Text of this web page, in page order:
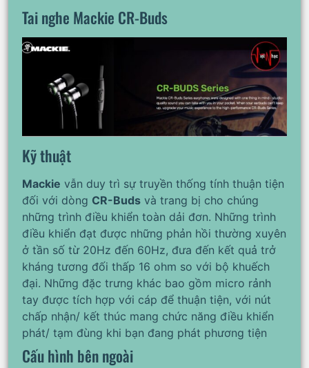
Tai nghe Mackie CR-Buds
Kỹ thuật
Mackie vẫn duy trì sự truyền thống tính thuận tiện
đối với dòng CR-Buds và trang bị cho chúng
những trình điều khiển toàn dải đơn. Những trình
điều khiển đạt được những phản hồi thường xuyên
ở tần số từ 20Hz đến 60Hz, đưa đến kết quả trở
kháng tương đối thấp 16 ohm so với bộ khuếch
đại. Những đặc trưng khác bao gồm micro rảnh
tay được tích hợp với cáp để thuận tiện, với nút
chấp nhận/ kết thúc mang chức năng điều khiển
phát/ tạm đùng khi bạn đang phát phương tiện
Cấu hình bên ngoài